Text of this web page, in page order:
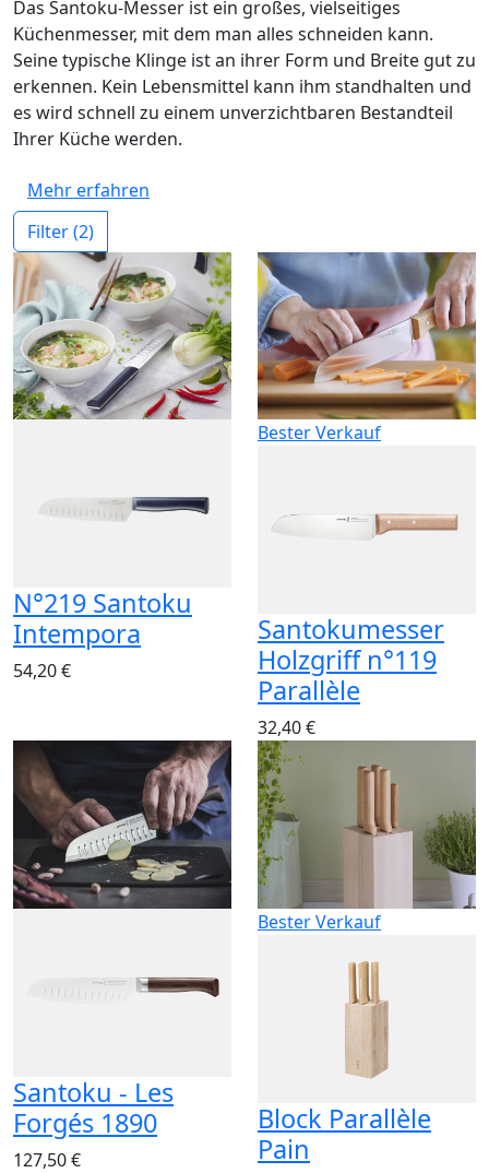
Das Santoku-Messer ist ein großes, vielseitiges
Küchenmesser, mit dem man alles schneiden kann.
Seine typische Klinge ist an ihrer Form und Breite gut zu
erkennen. Kein Lebensmittel kann ihm standhalten und
es wird schnell zu einem unverzichtbaren Bestandteil
Ihrer Küche werden.
Mehr erfahren
Filter(2)
N°219 Santoku
Intempora
54,20 €
Bester Verkauf
Santokumesser
Holzgriff n°119
Parallèle
32,40 €
Santoku - Les
Forgés 1890
127,50 €
Bester Verkauf
Block Parallèle
Pain